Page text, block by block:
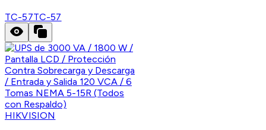
TC-57TC-57
HIKVISION